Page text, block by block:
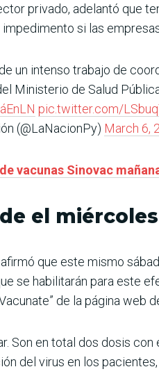
privado, adelantó que
si las
un intenso trabajo de
Ministerio de Salud
pic.twitter.com/
(@LaNacionPy) March 6,
vacunas Sinovac
el miércoles
que este mismo
se habilitarán para este
de la página web
Son en total dos dosis
del virus en los